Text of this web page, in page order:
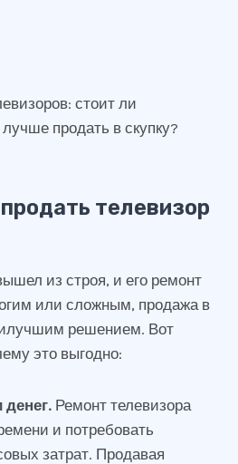
телевизор
из строя, и его ремонт
или сложным, продажа в
решением. Вот
это выгодно:
Ремонт телевизора
и потребовать
затрат. Продавая